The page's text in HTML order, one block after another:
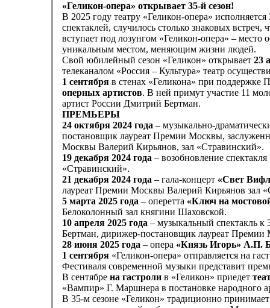
«Геликон-опера» открывает 35-й сезон!
В 2025 году театру «Геликон-опера»
спектаклей, случилось столько знаковых
вступает под лозунгом «Геликон-опера» – место
уникальным местом, меняющим жизни людей.
Свой юбилейный сезон «Геликон» открывает 23
телеканалом «Россия – Культура» театр
1 сентября в стенах «Геликона» при поддержке
оперных артистов. В ней примут участие 11
артист России Дмитрий Бертман.
ПРЕМЬЕРЫ
24 октября 2024 года – музыкально-
постановщик лауреат Премии Москвы,
Москвы Валерий Кирьянов, зал «Стравинский».
19 декабря 2024 года – возобновление спектакля
«Стравинский».
21 декабря 2024 года – гала-концерт «Свет
лауреат Премии Москвы Валерий Кирьянов зал
5 марта 2025 года – оперетта «Ключ на
Белоколонный зал княгини Шаховской.
10 апреля 2025 года – музыкальный спектакль к
Бертман, дирижер-постановщик лауреат
28 июня 2025 года – опера «Князь Игорь» А.П.
1 сентября «Геликон-опера» отправляется на
Фестиваля современной музыки представит
В сентябре на гастроли в «Геликон» приедет
«Вампир» Г. Маршнера в постановке народного
В 35-м сезоне «Геликон» традиционно